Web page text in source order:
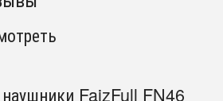
FaizFull FN46